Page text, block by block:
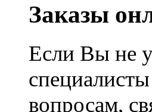
Заказы
Если Вы не
вопросам,